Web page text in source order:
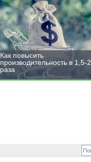
Как повысить
производительность в 1,5-2
раза